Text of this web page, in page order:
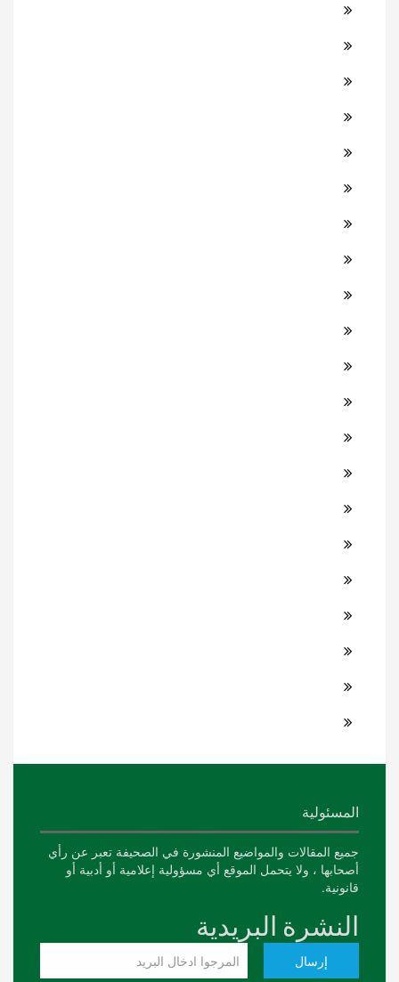
المسئولية
جميع المقالات والمواضيع المنشورة في الصحيفة تعبر عن رأي
أصحابها ، ولا يتحمل الموقع أي مسؤولية إعلامية أو أدبية أو
قانونية.
النشرة البريدية